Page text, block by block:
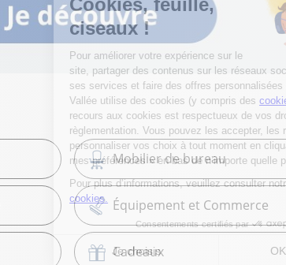
Mobilier de bureau
Équipement et Commerce
Cadeaux